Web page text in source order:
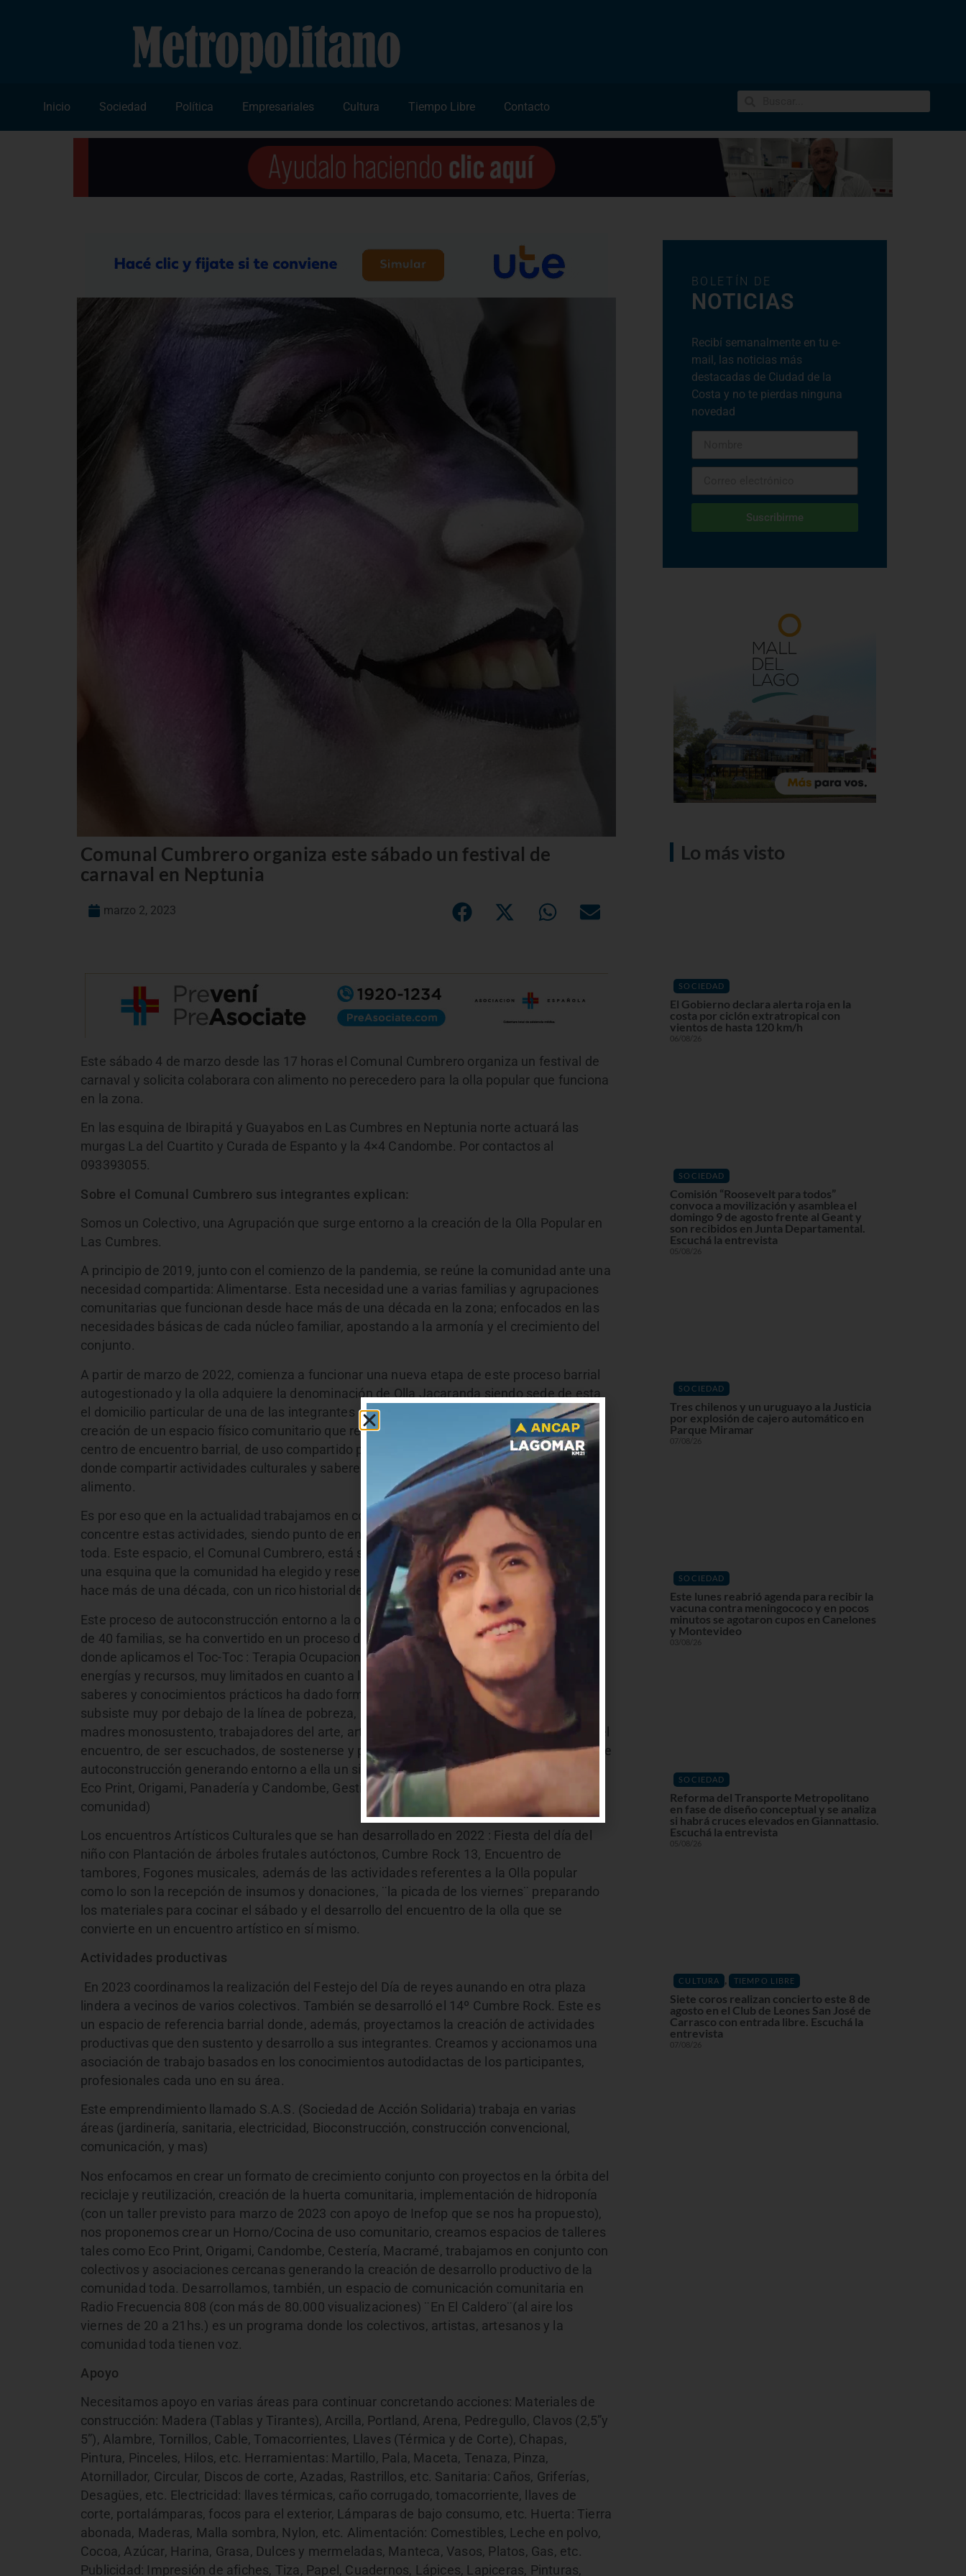
Inicio Sociedad Política Empresariales Cultura Tiempo Libre Contacto
Comunal Cumbrero organiza este sábado un festival de
carnaval en Neptunia
marzo 2, 2023
Este sábado 4 de marzo desde las 17 horas el Comunal Cumbrero organiza un festival de
carnaval y solicita colaborara con alimento no perecedero para la olla popular que funciona
en la zona.
En las esquina de Ibirapitá y Guayabos en Las Cumbres en Neptunia norte actuará las
murgas La del Cuartito y Curada de Espanto y la 4×4 Candombe. Por contactos al
093393055.
Sobre el Comunal Cumbrero sus integrantes explican:
Somos un Colectivo, una Agrupación que surge entorno a la creación de la Olla Popular en
Las Cumbres.
A principio de 2019, junto con el comienzo de la pandemia, se reúne la comunidad ante una
necesidad compartida: Alimentarse. Esta necesidad une a varias familias y agrupaciones
comunitarias que funcionan desde hace más de una década en la zona; enfocados en las
necesidades básicas de cada núcleo familiar, apostando a la armonía y el crecimiento del
conjunto.
A partir de marzo de 2022, comienza a funcionar una nueva etapa de este proceso barrial
autogestionado y la olla adquiere la denominación de Olla Jacaranda siendo sede de esta
el domicilio particular de una de las integrantes del colectivo surgiendo la necesidad de la
creación de un espacio físico comunitario que respalde el proyecto y sea, a su vez, un
centro de encuentro barrial, de uso compartido por las distintas agrupaciones barriales
donde compartir actividades culturales y saberes, que son completo del necesario
alimento.
Es por eso que en la actualidad trabajamos en conjunto para crear un espacio físico que
concentre estas actividades, siendo punto de encuentro y crecimiento para la comunidad
toda. Este espacio, el Comunal Cumbrero, está siendo construido en Ibirapita y Guayabos,
una esquina que la comunidad ha elegido y reservado como espacio de encuentro desde
hace más de una década, con un rico historial de eventos socio-culturales comunitarios.
Este proceso de autoconstrucción entorno a la olla popular, que alimenta y sostiene a más
de 40 familias, se ha convertido en un proceso de creación y reconstrucción conjunta
donde aplicamos el Toc-Toc : Terapia Ocupacional Constructiva/Creativa. Articulando
energías y recursos, muy limitados en cuanto a lo material /económico, entrelazando
saberes y conocimientos prácticos ha dado forma a la idea/sueño de una comunidad que
subsiste muy por debajo de la línea de pobreza, integrada principalmente por niños,
madres monosustento, trabajadores del arte, artesanos, docentes y más. La necesidad del
encuentro, de ser escuchados, de sostenerse y permitirse ser, ha dado vida a esta etapa de
autoconstrucción generando entorno a ella un sinfín de actividades: Talleres de Macramé,
Eco Print, Origami, Panadería y Candombe, Gestión Social, (de porte gratuito para la
comunidad)
Los encuentros Artísticos Culturales que se han desarrollado en 2022 : Fiesta del día del
niño con Plantación de árboles frutales autóctonos, Cumbre Rock 13, Encuentro de
tambores, Fogones musicales, además de las actividades referentes a la Olla popular
como lo son la recepción de insumos y donaciones, ¨la picada de los viernes¨ preparando
los materiales para cocinar el sábado y el desarrollo del encuentro de la olla que se
convierte en un encuentro artístico en sí mismo.
Actividades productivas
En 2023 coordinamos la realización del Festejo del Día de reyes aunando en otra plaza
lindera a vecinos de varios colectivos. También se desarrolló el 14º Cumbre Rock. Este es
un espacio de referencia barrial donde, además, proyectamos la creación de actividades
productivas que den sustento y desarrollo a sus integrantes. Creamos y accionamos una
asociación de trabajo basados en los conocimientos autodidactas de los participantes,
profesionales cada uno en su área.
Este emprendimiento llamado S.A.S. (Sociedad de Acción Solidaria) trabaja en varias
áreas (jardinería, sanitaria, electricidad, Bioconstrucción, construcción convencional,
comunicación, y mas)
Nos enfocamos en crear un formato de crecimiento conjunto con proyectos en la órbita del
reciclaje y reutilización, creación de la huerta comunitaria, implementación de hidroponía
(con un taller previsto para marzo de 2023 con apoyo de Inefop que se nos ha propuesto),
nos proponemos crear un Horno/Cocina de uso comunitario, creamos espacios de talleres
tales como Eco Print, Origami, Candombe, Cestería, Macramé, trabajamos en conjunto con
colectivos y asociaciones cercanas generando la creación de desarrollo productivo de la
comunidad toda. Desarrollamos, también, un espacio de comunicación comunitaria en
Radio Frecuencia 808 (con más de 80.000 visualizaciones) ¨En El Caldero¨(al aire los
viernes de 20 a 21hs.) es un programa donde los colectivos, artistas, artesanos y la
comunidad toda tienen voz.
Apoyo
Necesitamos apoyo en varias áreas para continuar concretando acciones: Materiales de
construcción: Madera (Tablas y Tirantes), Arcilla, Portland, Arena, Pedregullo, Clavos (2,5”y
5”), Alambre, Tornillos, Cable, Tomacorrientes, Llaves (Térmica y de Corte), Chapas,
Pintura, Pinceles, Hilos, etc. Herramientas: Martillo, Pala, Maceta, Tenaza, Pinza,
Atornillador, Circular, Discos de corte, Azadas, Rastrillos, etc. Sanitaria: Caños, Griferías,
Desagües, etc. Electricidad: llaves térmicas, caño corrugado, tomacorriente, llaves de
corte, portalámparas, focos para el exterior, Lámparas de bajo consumo, etc. Huerta: Tierra
abonada, Maderas, Malla sombra, Nylon, etc. Alimentación: Comestibles, Leche en polvo,
Cocoa, Azúcar, Harina, Grasa, Dulces y mermeladas, Manteca, Vasos, Platos, Gas, etc.
Publicidad: Impresión de afiches, Tiza, Papel, Cuadernos, Lápices, Lapiceras, Pinturas,
BOLETÍN DE
NOTICIAS
Recibí semanalmente en tu e-
mail, las noticias más
destacadas de Ciudad de la
Costa y no te pierdas ninguna
novedad
Suscribirme
Lo más visto
SOCIEDAD
El Gobierno declara alerta roja en la
costa por ciclón extratropical con
vientos de hasta 120 km/h
06/08/26
SOCIEDAD
Comisión “Roosevelt para todos”
convoca a movilización y asamblea el
domingo 9 de agosto frente al Geant y
son recibidos en Junta Departamental.
Escuchá la entrevista
05/08/26
SOCIEDAD
Tres chilenos y un uruguayo a la Justicia
por explosión de cajero automático en
Parque Miramar
07/08/26
SOCIEDAD
Este lunes reabrió agenda para recibir la
vacuna contra meningococo y en pocos
minutos se agotaron cupos en Canelones
y Montevideo
03/08/26
SOCIEDAD
Reforma del Transporte Metropolitano
en fase de diseño conceptual y se analiza
si habrá cruces elevados en Giannattasio.
Escuchá la entrevista
05/08/26
CULTURA , TIEMPO LIBRE
Siete coros realizan concierto este 8 de
agosto en el Club de Leones San José de
Carrasco con entrada libre. Escuchá la
entrevista
07/08/26